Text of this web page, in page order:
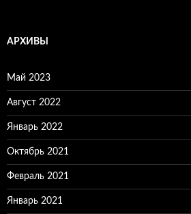
АРХИВЫ
Май 2023
Август 2022
Январь 2022
Октябрь 2021
Февраль 2021
Январь 2021